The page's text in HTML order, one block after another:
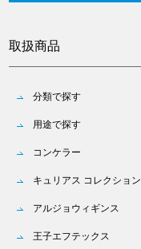
取扱商品
分類で探す
用途で探す
コンケラー
キュリアス コレクション
アルジョウィギンス
王子エフテックス